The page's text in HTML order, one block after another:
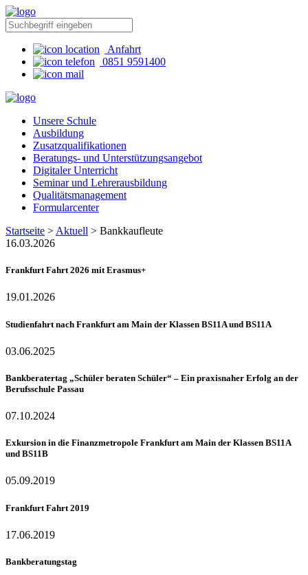
Anfahrt
0851 9591400
Unsere Schule
Ausbildung
Zusatzqualifikationen
Beratungs- und Unterstützungsangebot
Digitaler Unterricht
Seminar und Lehrerausbildung
Qualitätsmanagement
Formularcenter
Startseite > Aktuell > Bankkaufleute
16.03.2026
Frankfurt Fahrt 2026 mit Erasmus+
19.01.2026
Studienfahrt nach Frankfurt am Main der Klassen BS11A und BS11A
03.06.2025
Bankberatertag „Schüler beraten Schüler“ – Ein praxisnaher Erfolg an der
Berufsschule Passau
07.10.2024
Exkursion in die Finanzmetropole Frankfurt am Main der Klassen BS11A
und BS11B
05.09.2019
Frankfurt Fahrt 2019
17.06.2019
Bankberatungstag